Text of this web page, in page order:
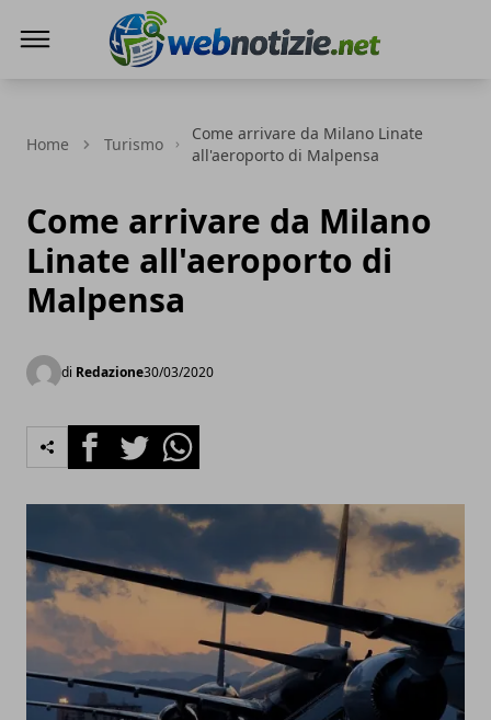
Home Turismo
Come arrivare da Milano Linate
all'aeroporto di Malpensa
Come arrivare da Milano
Linate all'aeroporto di
Malpensa
di Redazione30/03/2020
FacebookTwitterWhatsapp